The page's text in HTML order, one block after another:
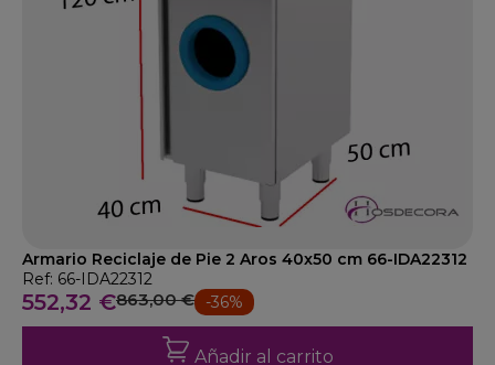
Armario Reciclaje de Pie 2 Aros 40x50 cm 66-IDA22312
Ref: 66-IDA22312
552,32 €863,00 € -36%
Añadir al carrito